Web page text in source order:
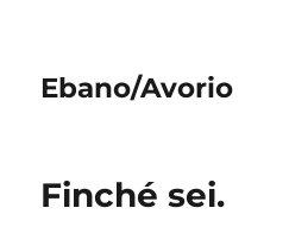
Ebano/Avorio
Finché sei.